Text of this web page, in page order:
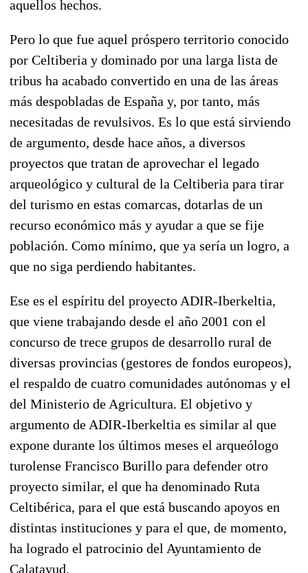
aquellos hechos.
Pero lo que fue aquel próspero territorio conocido
por Celtiberia y dominado por una larga lista de
tribus ha acabado convertido en una de las áreas
más despobladas de España y, por tanto, más
necesitadas de revulsivos. Es lo que está sirviendo
de argumento, desde hace años, a diversos
proyectos que tratan de aprovechar el legado
arqueológico y cultural de la Celtiberia para tirar
del turismo en estas comarcas, dotarlas de un
recurso económico más y ayudar a que se fije
población. Como mínimo, que ya sería un logro, a
que no siga perdiendo habitantes.
Ese es el espíritu del proyecto ADIR-Iberkeltia,
que viene trabajando desde el año 2001 con el
concurso de trece grupos de desarrollo rural de
diversas provincias (gestores de fondos europeos),
el respaldo de cuatro comunidades autónomas y el
del Ministerio de Agricultura. El objetivo y
argumento de ADIR-Iberkeltia es similar al que
expone durante los últimos meses el arqueólogo
turolense Francisco Burillo para defender otro
proyecto similar, el que ha denominado Ruta
Celtibérica, para el que está buscando apoyos en
distintas instituciones y para el que, de momento,
ha logrado el patrocinio del Ayuntamiento de
Calatayud.